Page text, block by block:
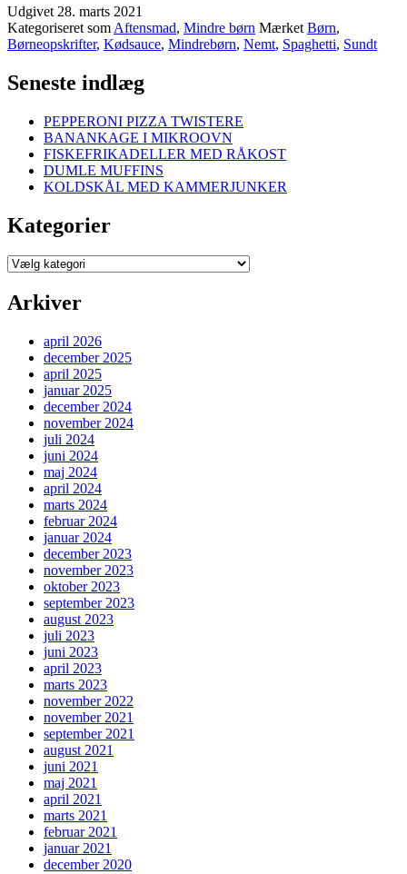
Udgivet 28. marts 2021
Kategoriseret som Aftensmad, Mindre børn Mærket Børn,
Børneopskrifter, Kødsauce, Mindrebørn, Nemt, Spaghetti, Sundt
Seneste indlæg
PEPPERONI PIZZA TWISTERE
BANANKAGE I MIKROOVN
FISKEFRIKADELLER MED RÅKOST
DUMLE MUFFINS
KOLDSKÅL MED KAMMERJUNKER
Kategorier
Kategorier
Arkiver
april 2026
december 2025
april 2025
januar 2025
december 2024
november 2024
juli 2024
juni 2024
maj 2024
april 2024
marts 2024
februar 2024
januar 2024
december 2023
november 2023
oktober 2023
september 2023
august 2023
juli 2023
juni 2023
april 2023
marts 2023
november 2022
november 2021
september 2021
august 2021
juni 2021
maj 2021
april 2021
marts 2021
februar 2021
januar 2021
december 2020